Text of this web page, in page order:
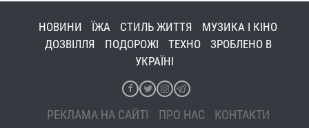
НОВИНИ ЇЖА СТИЛЬ ЖИТТЯ
МУЗИКА І КІНО
ДОЗВІЛЛЯ
ПОДОРОЖІ ТЕХНО
ЗРОБЛЕНО В
УКРАЇНІ
РЕКЛАМА НА САЙТІ ПРО НАС
КОНТАКТИ